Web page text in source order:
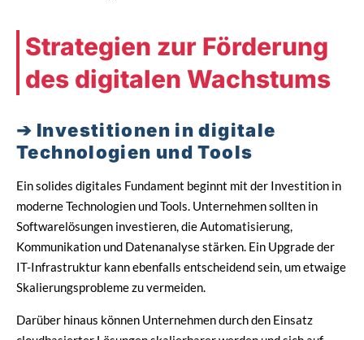
Strategien zur Förderung
des digitalen Wachstums
Investitionen in digitale
Technologien und Tools
Ein solides digitales Fundament beginnt mit der Investition in
moderne Technologien und Tools. Unternehmen sollten in
Softwarelösungen investieren, die Automatisierung,
Kommunikation und Datenanalyse stärken. Ein Upgrade der
IT-Infrastruktur kann ebenfalls entscheidend sein, um etwaige
Skalierungsprobleme zu vermeiden.
Darüber hinaus können Unternehmen durch den Einsatz